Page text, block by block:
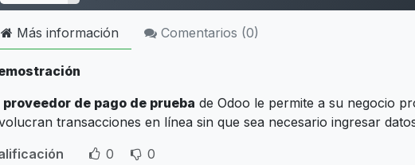
Más información Comentarios (0)
proveedor de pago de prueba de Odoo le permite a su negocio
transacciones en línea sin que sea necesario ingresar
0 0